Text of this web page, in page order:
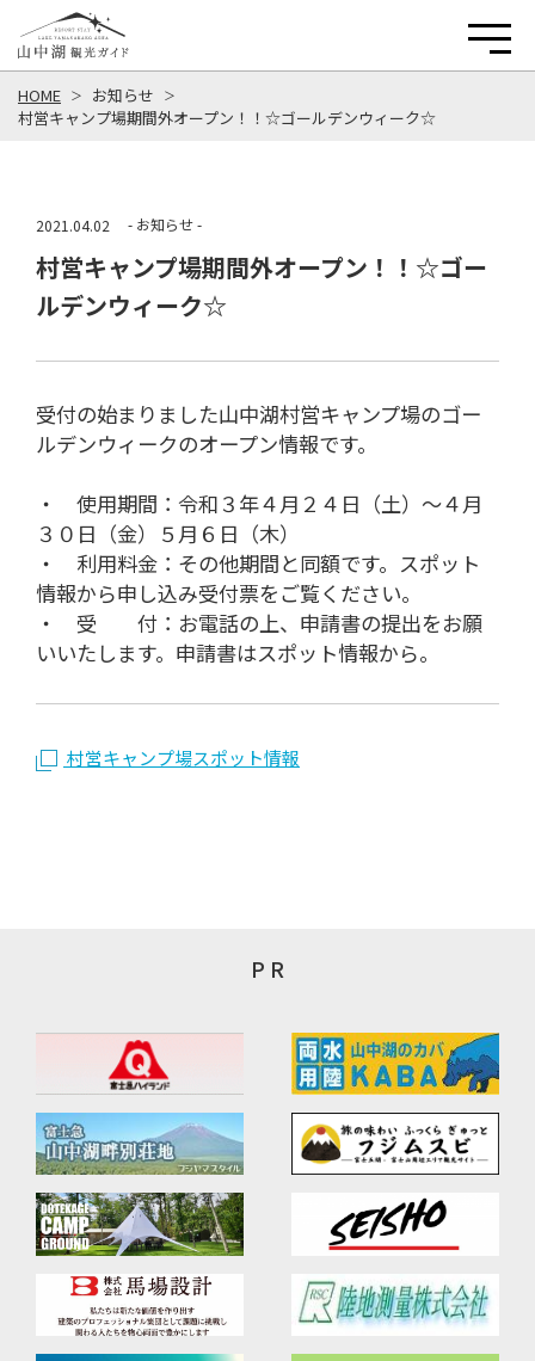
HOME
お知らせ
村営キャンプ場期間外オープン！！☆ゴールデンウィーク☆
2021.04.02 - お知らせ -
村営キャンプ場期間外オープン！！☆ゴー
ルデンウィーク☆
受付の始まりました山中湖村営キャンプ場のゴー
ルデンウィークのオープン情報です。
・ 使用期間：令和３年４月２４日（土）～４月
３０日（金）５月６日（木）
・ 利用料金：その他期間と同額です。スポット
情報から申し込み受付票をご覧ください。
・ 受 付：お電話の上、申請書の提出をお願
いいたします。申請書はスポット情報から。
村営キャンプ場スポット情報
P R